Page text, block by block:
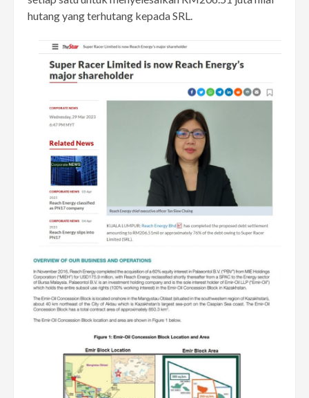
hutang yang terhutang kepada SRL.